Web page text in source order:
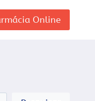
Online